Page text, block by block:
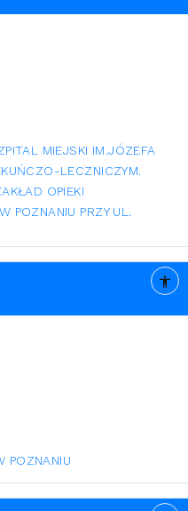
MIEJSKI IM.JÓZEFA
LECZNICZYM.
OPIEKI
POZNANIU PRZY UL.
POZNANIU